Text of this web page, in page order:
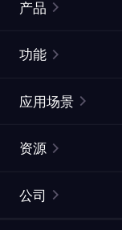
产品
静态住宅代理
网页抓取 API
功能
ISP代理
ProxySite
应用场景
市场研究
资源
公司